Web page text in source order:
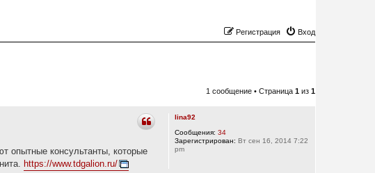
Вход
Регистрация
1 сообщение • Страница 1 из 1
lina92
Сообщения: 34
Зарегистрирован: Вт сен 16, 2014 7:22
pm
опытные консультанты, которые
https://www.tdgalion.ru/